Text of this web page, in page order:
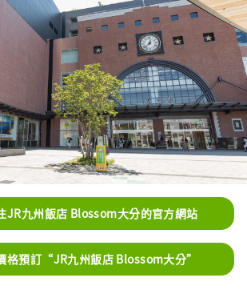
JR九州飯店 Blossom大分的官方網站
格預訂“JR九州飯店 Blossom大分”